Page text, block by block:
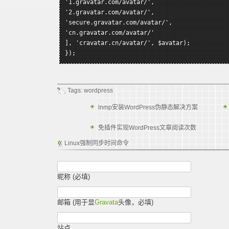
'1.gravatar.com/avatar/',
'2.gravatar.com/avatar/',
'secure.gravatar.com/avatar/',
'cn.gravatar.com/avatar/'
], 'cravatar.cn/avatar/', $avatar);
});
Tags: wordpress
lnmp安装WordPress伪静态解决方案
免插件实现WordPress文章阅读次数
Linux强制同步时间命令
昵称 (必填)
邮箱 (用于显Gravata头像，必填)